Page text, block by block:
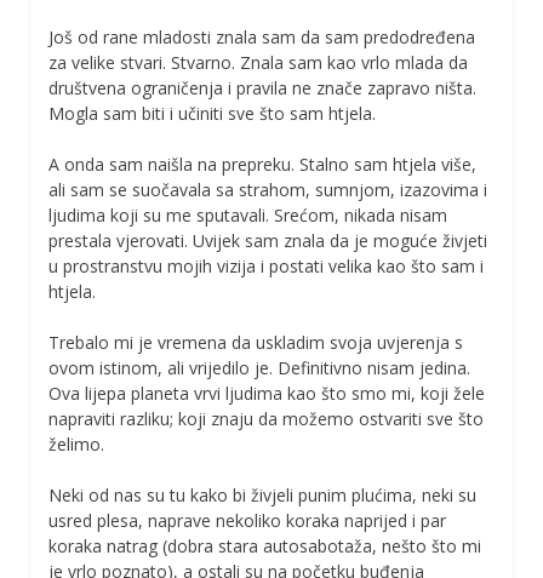
Još od rane mladosti znala sam da sam predodređena
za velike stvari. Stvarno. Znala sam kao vrlo mlada da
društvena ograničenja i pravila ne znače zapravo ništa.
Mogla sam biti i učiniti sve što sam htjela.
A onda sam naišla na prepreku. Stalno sam htjela više,
ali sam se suočavala sa strahom, sumnjom, izazovima i
ljudima koji su me sputavali. Srećom, nikada nisam
prestala vjerovati. Uvijek sam znala da je moguće živjeti
u prostranstvu mojih vizija i postati velika kao što sam i
htjela.
Trebalo mi je vremena da uskladim svoja uvjerenja s
ovom istinom, ali vrijedilo je. Definitivno nisam jedina.
Ova lijepa planeta vrvi ljudima kao što smo mi, koji žele
napraviti razliku; koji znaju da možemo ostvariti sve što
želimo.
Neki od nas su tu kako bi živjeli punim plućima, neki su
usred plesa, naprave nekoliko koraka naprijed i par
koraka natrag (dobra stara autosabotaža, nešto što mi
je vrlo poznato), a ostali su na početku buđenja